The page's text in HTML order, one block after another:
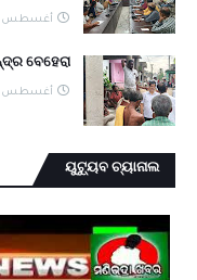
أغسطس 04, 2026
ବେହେରା
أغسطس 02, 2026
ୟୁଟ୍ୟୁବ ଚ୍ୟାନାଲ